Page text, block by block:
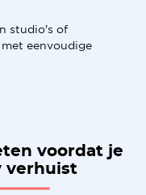
studio's of
eenvoudige
voordat je
verhuist